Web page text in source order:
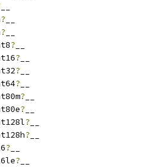
?
?
?
?
?
?
?
?
?
?
?
?